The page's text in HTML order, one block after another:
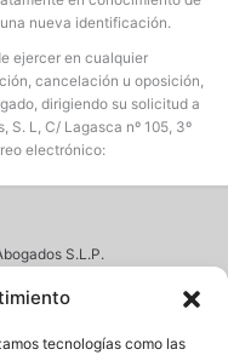
tecnologías como las
nueva identificación.
ejercer en cualquier
cancelación u oposición,
dirigiendo su solicitud a
S. L, C/ Lagasca nº 105, 3º
electrónico:
S.L.P.